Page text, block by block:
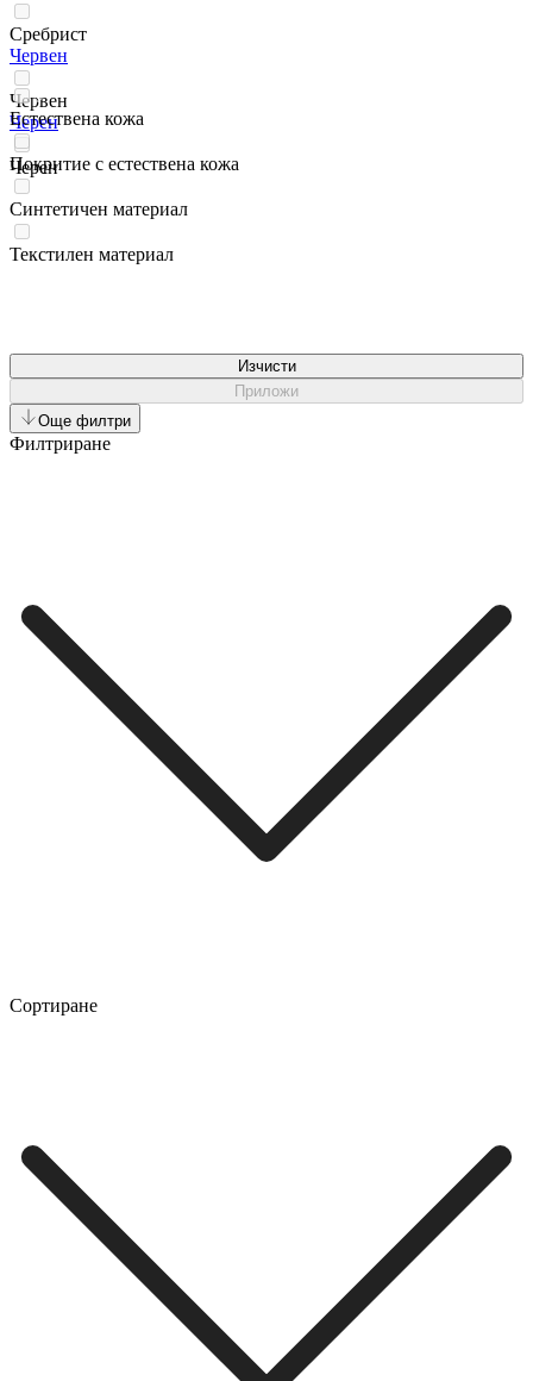
Сребрист
Червен
Червен
Черен
Черен
Естествена кожа
Покритие с естествена кожа
Синтетичен материал
Текстилен материал
Изчисти
Приложи
Още филтри
Филтриране
Сортиране